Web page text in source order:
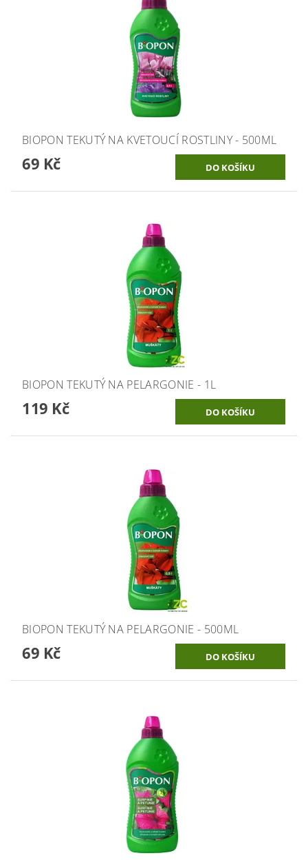
BIOPON TEKUTÝ NA KVETOUCÍ ROSTLINY - 500ML
69 Kč
BIOPON TEKUTÝ NA PELARGONIE - 1L
119 Kč
BIOPON TEKUTÝ NA PELARGONIE - 500ML
69 Kč